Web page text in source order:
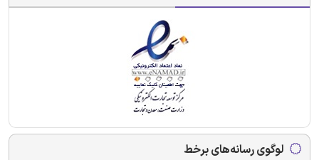
لوگوی رسانه‌های برخط